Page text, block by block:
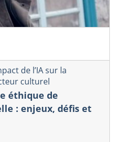
de l’IA sur la
culturel
éthique de
: enjeux, défis et